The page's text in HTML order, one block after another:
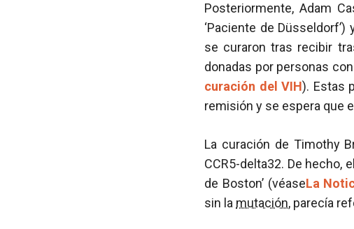
Posteriormente, Adam
‘Paciente de
se curaron tras recibir
donadas por personas
curación del VIH). Estas
remisión y se espera que
La curación de Timothy
CCR5-delta32. De hecho,
de Boston’ (véaseLa
sin la mutación, parecía